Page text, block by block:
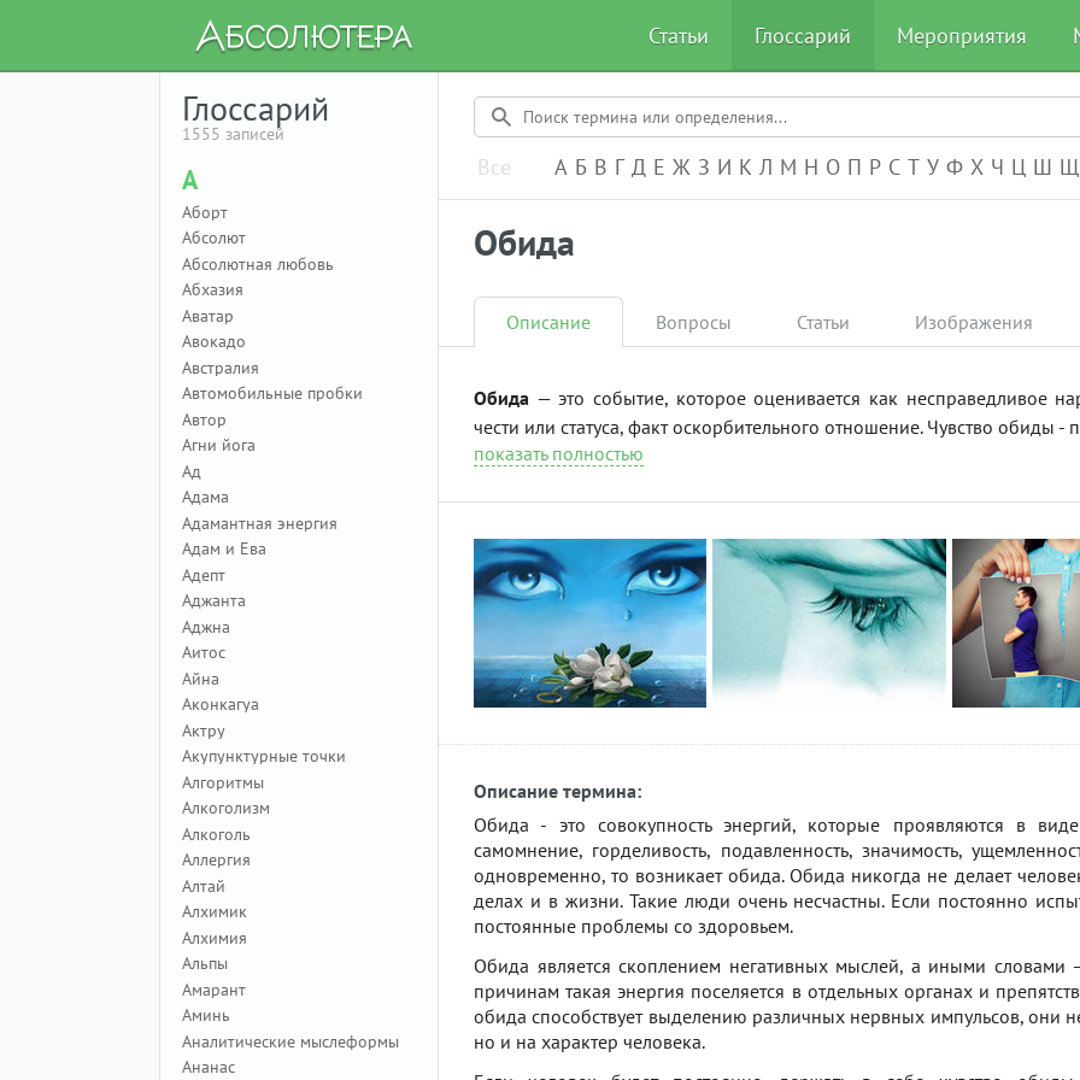
Статьи Глоссарий Мероприятия
Глоссарий
1555 записей
А
Аборт
Абсолют
Абсолютная любовь
Абхазия
Аватар
Авокадо
Австралия
Автомобильные пробки
Автор
Агни йога
Ад
Адама
Адамантная энергия
Адам и Ева
Адепт
Аджанта
Аджна
Аитос
Айна
Аконкагуа
Актру
Акупунктурные точки
Алгоритмы
Алкоголизм
Алкоголь
Аллергия
Алтай
Алхимик
Алхимия
Альпы
Амарант
Аминь
Аналитические мыслеформы
Ананас
Все А-Я
А Б В Г Д Е Ж З И К Л М Н О П Р С Т У Ф Х Ч Ц Ш Щ
Обида
Описание Вопросы Статьи Изображения
Обида — это событие, которое оценивается как несправедливое
чести или статуса, факт оскорбительного отношение. Чувство обиды
показать полностью
Описание термина:
Обида - это совокупность энергий, которые проявляются в виде
самомнение, горделивость, подавленность, значимость,
одновременно, то возникает обида. Обида никогда не делает
делах и в жизни. Такие люди очень несчастны. Если постоянно
постоянные проблемы со здоровьем.
Обида является скоплением негативных мыслей, а иными словами
причинам такая энергия поселяется в отдельных органах и
обида способствует выделению различных нервных импульсов, они
но и на характер человека.